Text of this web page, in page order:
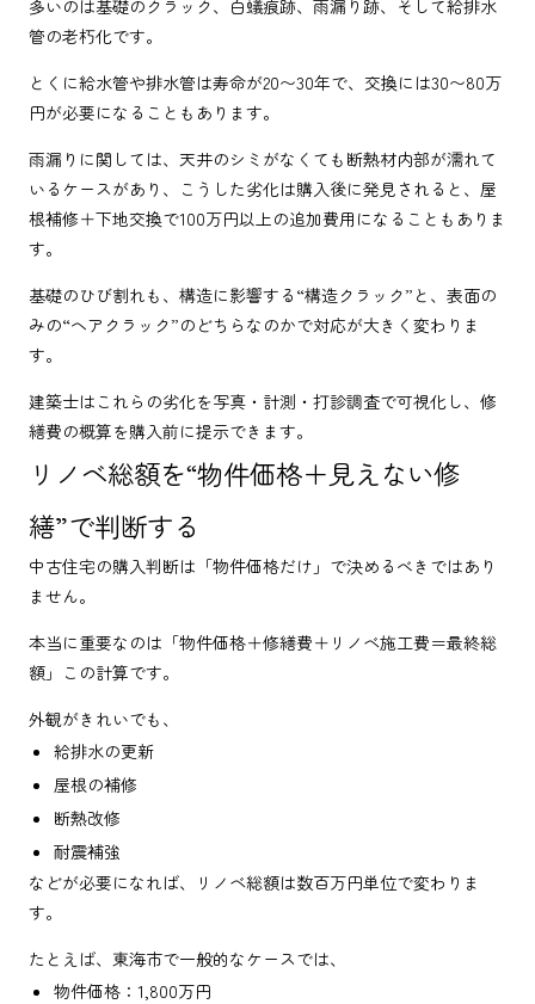
多いのは基礎のクラック、白蟻痕跡、雨漏り跡、そして給排水
管の老朽化です。
とくに給水管や排水管は寿命が20〜30年で、交換には30〜80万
円が必要になることもあります。
雨漏りに関しては、天井のシミがなくても断熱材内部が濡れて
いるケースがあり、こうした劣化は購入後に発見されると、屋
根補修＋下地交換で100万円以上の追加費用になることもありま
す。
基礎のひび割れも、構造に影響する“構造クラック”と、表面の
みの“ヘアクラック”のどちらなのかで対応が大きく変わりま
す。
建築士はこれらの劣化を写真・計測・打診調査で可視化し、修
繕費の概算を購入前に提示できます。
リノベ総額を“物件価格＋見えない修
繕”で判断する
中古住宅の購入判断は「物件価格だけ」で決めるべきではあり
ません。
本当に重要なのは「物件価格＋修繕費＋リノベ施工費＝最終総
額」この計算です。
外観がきれいでも、
給排水の更新
屋根の補修
断熱改修
耐震補強
などが必要になれば、リノベ総額は数百万円単位で変わりま
す。
たとえば、東海市で一般的なケースでは、
物件価格：1,800万円